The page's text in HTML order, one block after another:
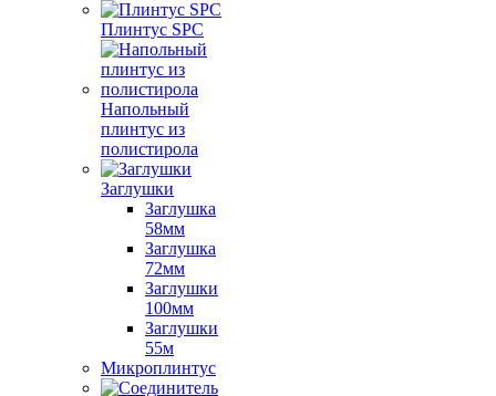
Плинтус SPC
Напольный
плинтус из
полистирола
Заглушки
Заглушка
58мм
Заглушка
72мм
Заглушки
100мм
Заглушки
55м
Микроплинтус